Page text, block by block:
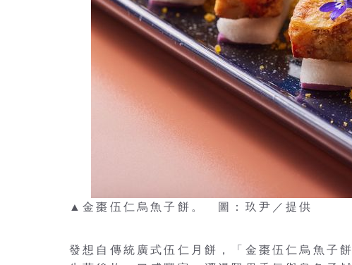
▲金棗伍仁烏魚子餅。 圖：玖尹／提供
發想自傳統廣式伍仁月餅，「金棗伍仁烏魚子